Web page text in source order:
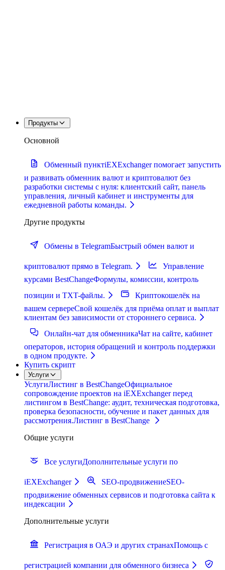
Продукты
Основной
Обменный пунктiEXExchanger помогает запустить
и развивать обменник валют и криптовалют без
разработки системы с нуля: клиентский сайт, панель
управления, личный кабинет и инструменты для
ежедневной работы команды.
Другие продукты
Обмены в TelegramБыстрый обмен валют и
криптовалют прямо в Telegram.
Управление
курсами BestChangeФормулы, комиссии, контроль
позиции и TXT-файлы.
Криптокошелёк на
вашем сервереСвой кошелёк для приёма оплат и выплат
клиентам без зависимости от стороннего сервиса.
Онлайн-чат для обменникаЧат на сайте, кабинет
операторов, история обращений и контроль поддержки
в одном продукте.
Купить скрипт
Услуги
УслугиЛистинг в BestChangeОфициальное
сопровождение проектов на iEXExchanger перед
листингом в BestChange: аудит, техническая подготовка,
проверка безопасности, обучение и пакет данных для
рассмотрения.Листинг в BestChange
Общие услуги
Все услугиДополнительные услуги по
iEXExchanger SEO-продвижениеSEO-
продвижение обменных сервисов и подготовка сайта к
индексации
Дополнительные услуги
Регистрация в ОАЭ и других странахПомощь с
регистрацией компании для обменного бизнеса